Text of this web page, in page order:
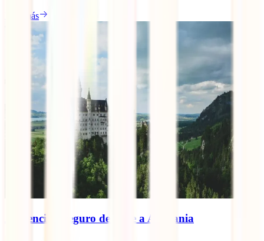
Leer más
Asistencia y seguro de viaje a Alemania